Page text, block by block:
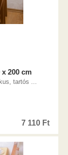
200 cm
tartós ...
7 110 Ft